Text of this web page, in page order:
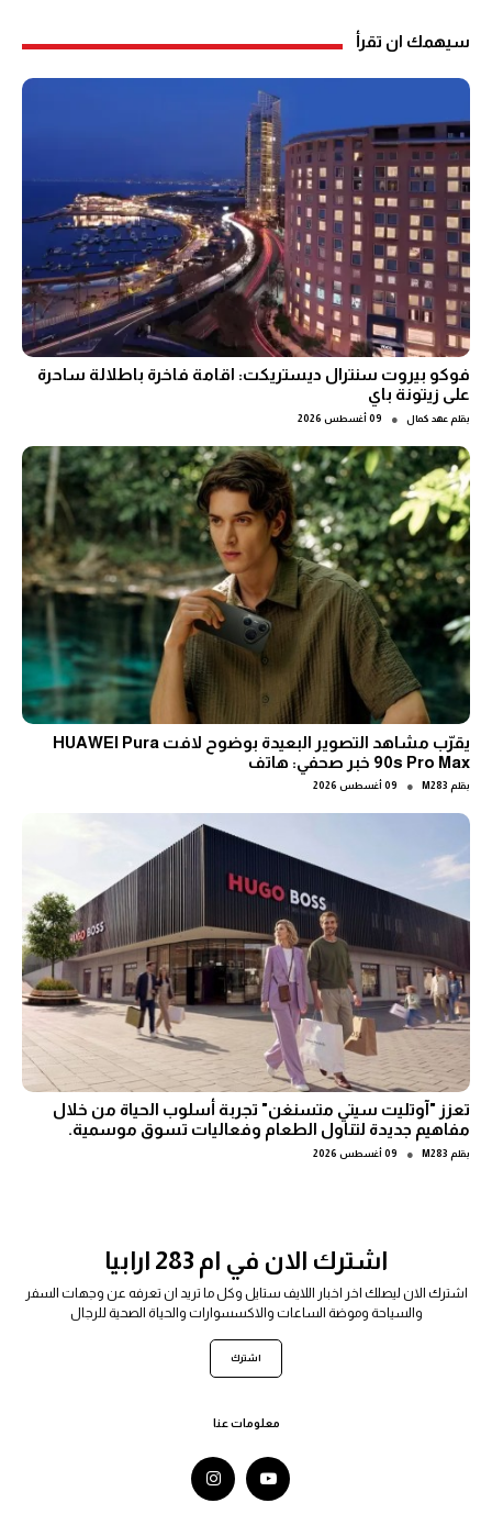
سيهمك ان تقرأ
فوكو بيروت سنترال ديستريكت: اقامة فاخرة باطلالة ساحرة
على زيتونة باي
بقلم عهد كمال ● 09 أغسطس 2026
يقرّب مشاهد التصوير البعيدة بوضوح لافت HUAWEI Pura
90s Pro Max خبر صحفي: هاتف
بقلم M283
● 09 أغسطس 2026
تعزز "آوتليت سيتي متسنغن" تجربة أسلوب الحياة من خلال
مفاهيم جديدة لتناول الطعام وفعاليات تسوق موسمية.
بقلم M283
● 09 أغسطس 2026
اشترك الان في ام 283 ارابيا
اشترك الان ليصلك اخر اخبار اللايف ستايل وكل ما تريد ان تعرفه عن وجهات السفر
والسياحة وموضة الساعات والاكسسوارات والحياة الصحية للرجال
اشترك
معلومات عنا